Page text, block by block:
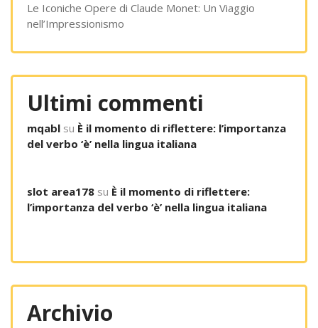
Le Iconiche Opere di Claude Monet: Un Viaggio
nell’Impressionismo
Ultimi commenti
mqabl su È il momento di riflettere: l’importanza
del verbo ‘è’ nella lingua italiana
slot area178 su È il momento di riflettere:
l’importanza del verbo ‘è’ nella lingua italiana
Archivio